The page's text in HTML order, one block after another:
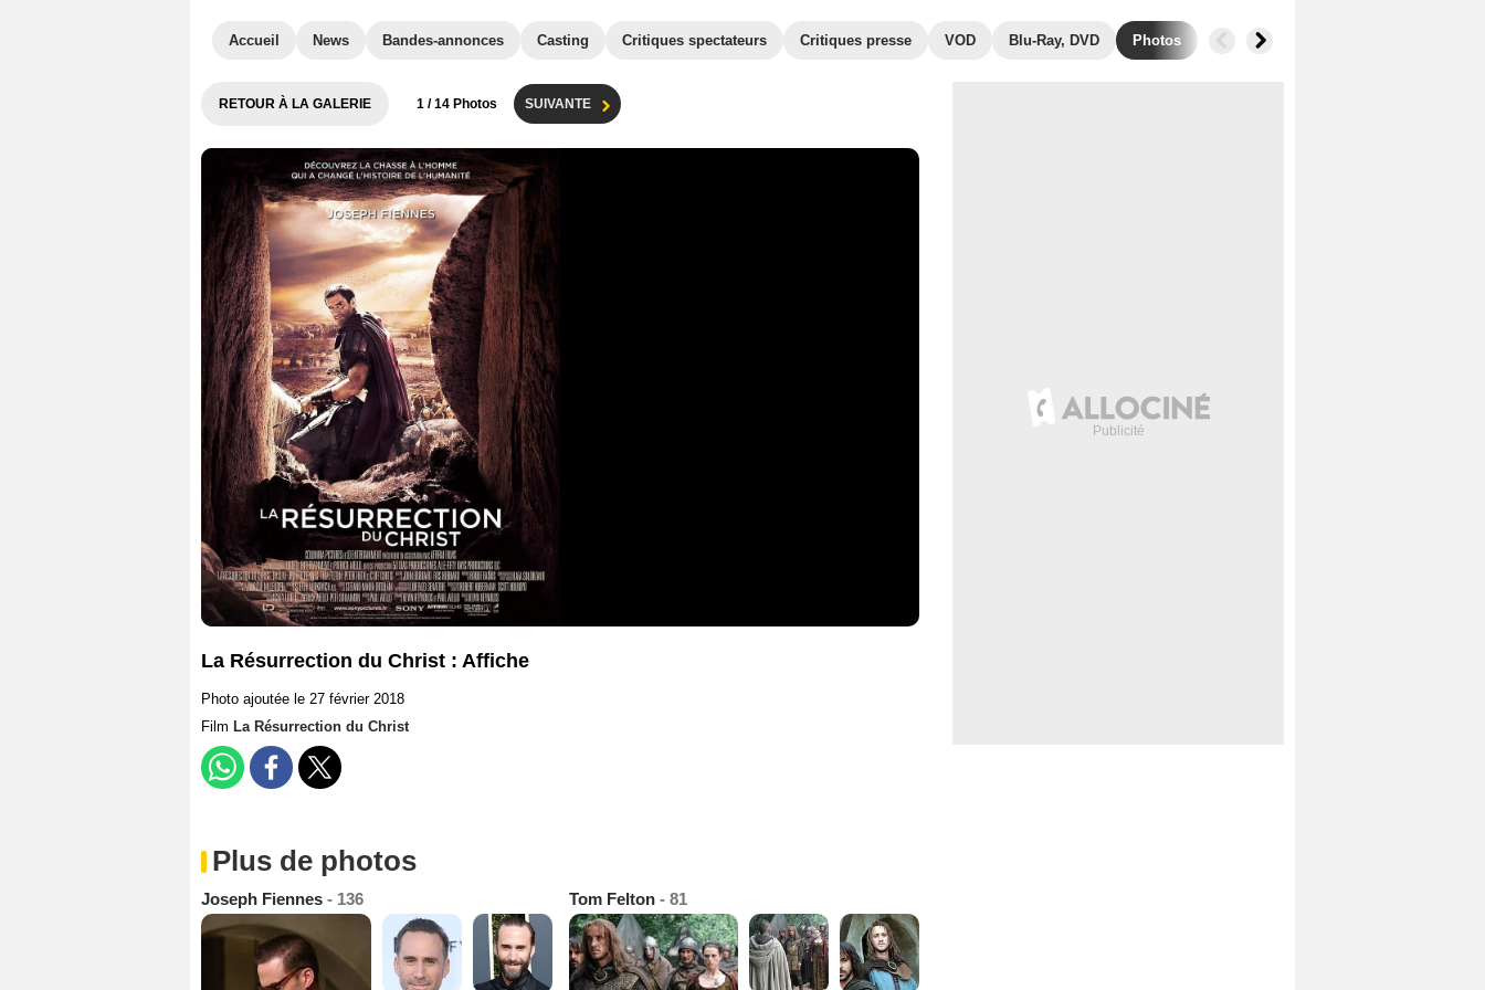
Accueil News Bandes-annonces Casting Critiques spectateurs Critiques presse VOD Blu-Ray, DVD Photos Musique
RETOUR À LA GALERIE 1 / 14 Photos SUIVANTE
La Résurrection du Christ : Affiche
Photo ajoutée le 27 février 2018
Film La Résurrection du Christ
Plus de photos
Joseph Fiennes - 136 Tom Felton - 81